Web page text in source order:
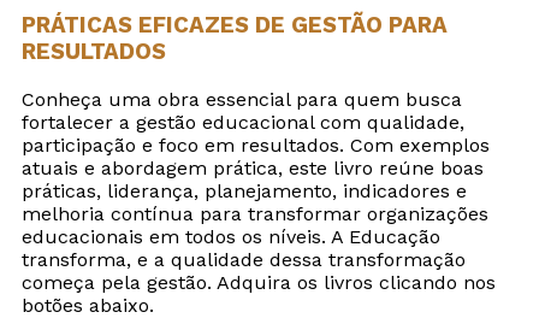
PRÁTICAS EFICAZES DE GESTÃO PARA
RESULTADOS
Conheça uma obra essencial para quem busca
fortalecer a gestão educacional com qualidade,
participação e foco em resultados. Com exemplos
atuais e abordagem prática, este livro reúne boas
práticas, liderança, planejamento, indicadores e
melhoria contínua para transformar organizações
educacionais em todos os níveis. A Educação
transforma, e a qualidade dessa transformação
começa pela gestão. Adquira os livros clicando nos
botões abaixo.